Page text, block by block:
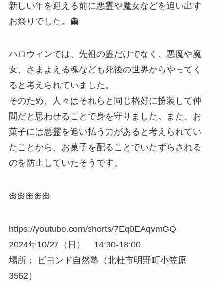
新しい年を迎える前に悪霊や魔女などを追い出す
お祭りでした。👻
ハロウィンでは、先祖の霊だけでなく、悪魔や魔
女、さまよえる魂なども死後の世界からやってく
ると考えられていました。
そのため、人々はそれらと同じ格好に扮装して仲
間だと思わせることで身を守りました。また、お
菓子には悪霊を追い払う力があると考えられてい
たことから、お菓子を配ることでいたずらされる
のを防止していたそうです。
ꕥꕥꕥꕥꕥ
https://youtube.com/shorts/7Eq0EAqvmGQ
2024年10/27（日） 14:30-18:00
場所； ビヨンド自然塾（北杜市明野町小笠原
3562）